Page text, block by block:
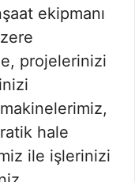
ekipmanı
projelerinizi
hale
ile işlerinizi